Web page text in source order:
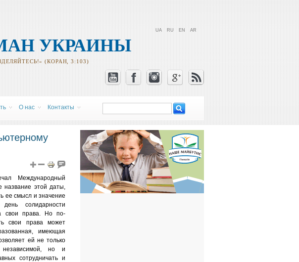
УКРАИНЫ
(КОРАН, 3:103)
UA RU EN AR
О нас Контакты Форма поиска
Международный
название этой даты,
ее смысл и значение
солидарности
свои права. Но по-
свои права может
имеющая
ей не только
независимой, но и
сотрудничать и